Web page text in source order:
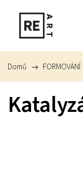
Domů / FORMOVÁNÍ